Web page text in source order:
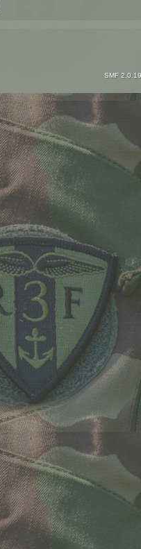
SMF 2.0.19